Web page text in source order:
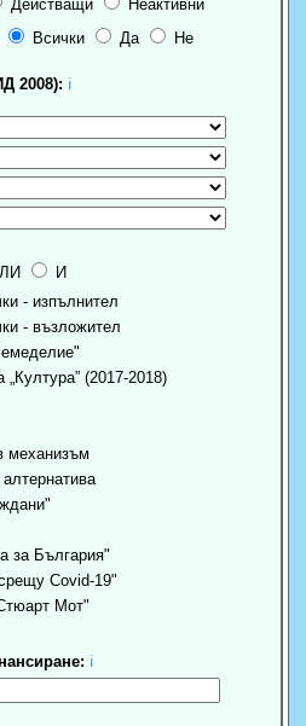
Действащи
Неактивни
Всички Да Не
2008): ℹ
И
- изпълнител
- възложител
(2017-2018)
механизъм
за България"
Covid-19"
Мот"
ℹ